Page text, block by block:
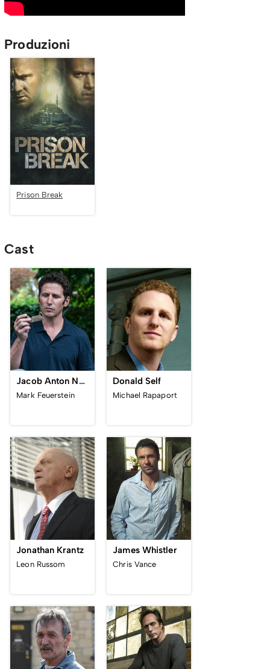
Produzioni
Prison Break
Cast
Jacob Anton Ness
Mark Feuerstein
Donald Self
Michael Rapaport
Jonathan Krantz
Leon Russom
James Whistler
Chris Vance